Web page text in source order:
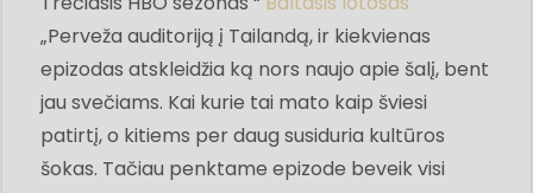
„Perveža auditoriją į Tailandą, ir kiekvienas
epizodas atskleidžia ką nors naujo apie šalį, bent
jau svečiams. Kai kurie tai mato kaip šviesi
patirtį, o kitiems per daug susiduria kultūros
šokas. Tačiau penktame epizode beveik visi